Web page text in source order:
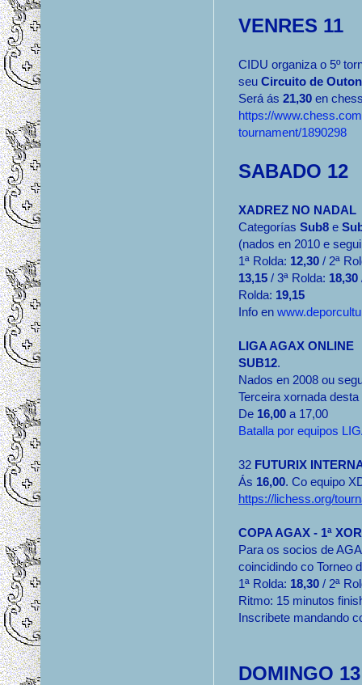
VENRES 11
CIDU organiza o 5º
seu Circuito de
Será ás 21,30 en
https://
tournament/1890298
SABADO 12
XADREZ NO NADAL
Categorías Sub8 e
(nados en 2010 e
1ª Rolda: 12,30 / 2ª
13,15 / 3ª Rolda: 18,30
Rolda: 19,15
Info en
LIGA AGAX ONLINE
SUB12.
Nados en 2008 ou
Terceira xornada desta
De 16,00 a 17,00
Batalla por equipos
32 FUTURIX
Ás 16,00. Co equipo
https://lichess.org/
COPA AGAX - 1ª
Para os socios de
coincidindo co Torneo
1ª Rolda: 18,30 / 2ª
Ritmo: 15 minutos
Inscribete mandando
DOMINGO 13